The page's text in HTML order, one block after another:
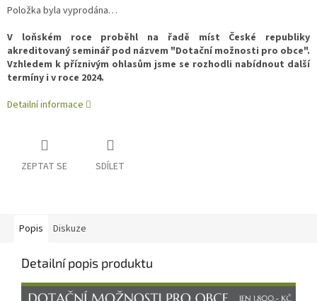
Měrná
cena:
Položka byla vyprodána…
V loňském roce proběhl na řadě míst České republiky
akreditovaný seminář pod názvem "Dotační možnosti pro obce".
Vzhledem k příznivým ohlasům jsme se rozhodli nabídnout další
termíny i v roce 2024.
Detailní informace
ZEPTAT SE SDÍLET
Popis Diskuze
Detailní popis produktu